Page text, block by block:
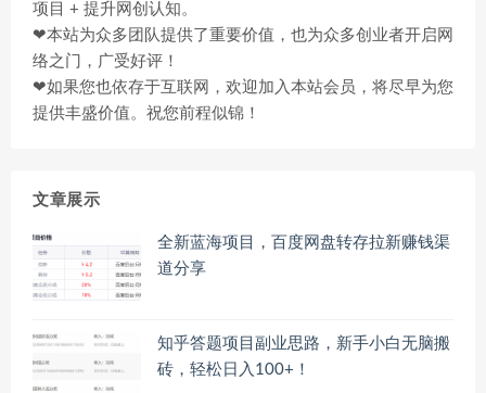
项目 + 提升网创认知。
❤本站为众多团队提供了重要价值，也为众多创业者开启网
络之门，广受好评！
❤如果您也依存于互联网，欢迎加入本站会员，将尽早为您
提供丰盛价值。祝您前程似锦！
文章展示
全新蓝海项目，百度网盘转存拉新赚钱渠
道分享
知乎答题项目副业思路，新手小白无脑搬
砖，轻松日入100+！